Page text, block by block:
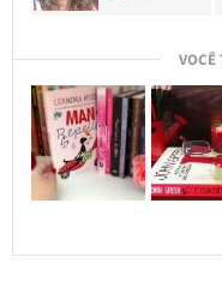
VOCÊ